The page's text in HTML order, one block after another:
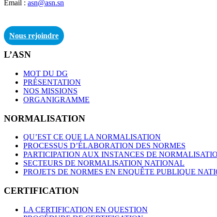
Email : asn@asn.sn
Nous rejoindre
L’ASN
MOT DU DG
PRÉSENTATION
NOS MISSIONS
ORGANIGRAMME
NORMALISATION
QU’EST CE QUE LA NORMALISATION
PROCESSUS D’ÉLABORATION DES NORMES
PARTICIPATION AUX INSTANCES DE
SECTEURS DE NORMALISATION NATIONAL
PROJETS DE NORMES EN ENQUÊTE PUBLIQUE
CERTIFICATION
LA CERTIFICATION EN QUESTION